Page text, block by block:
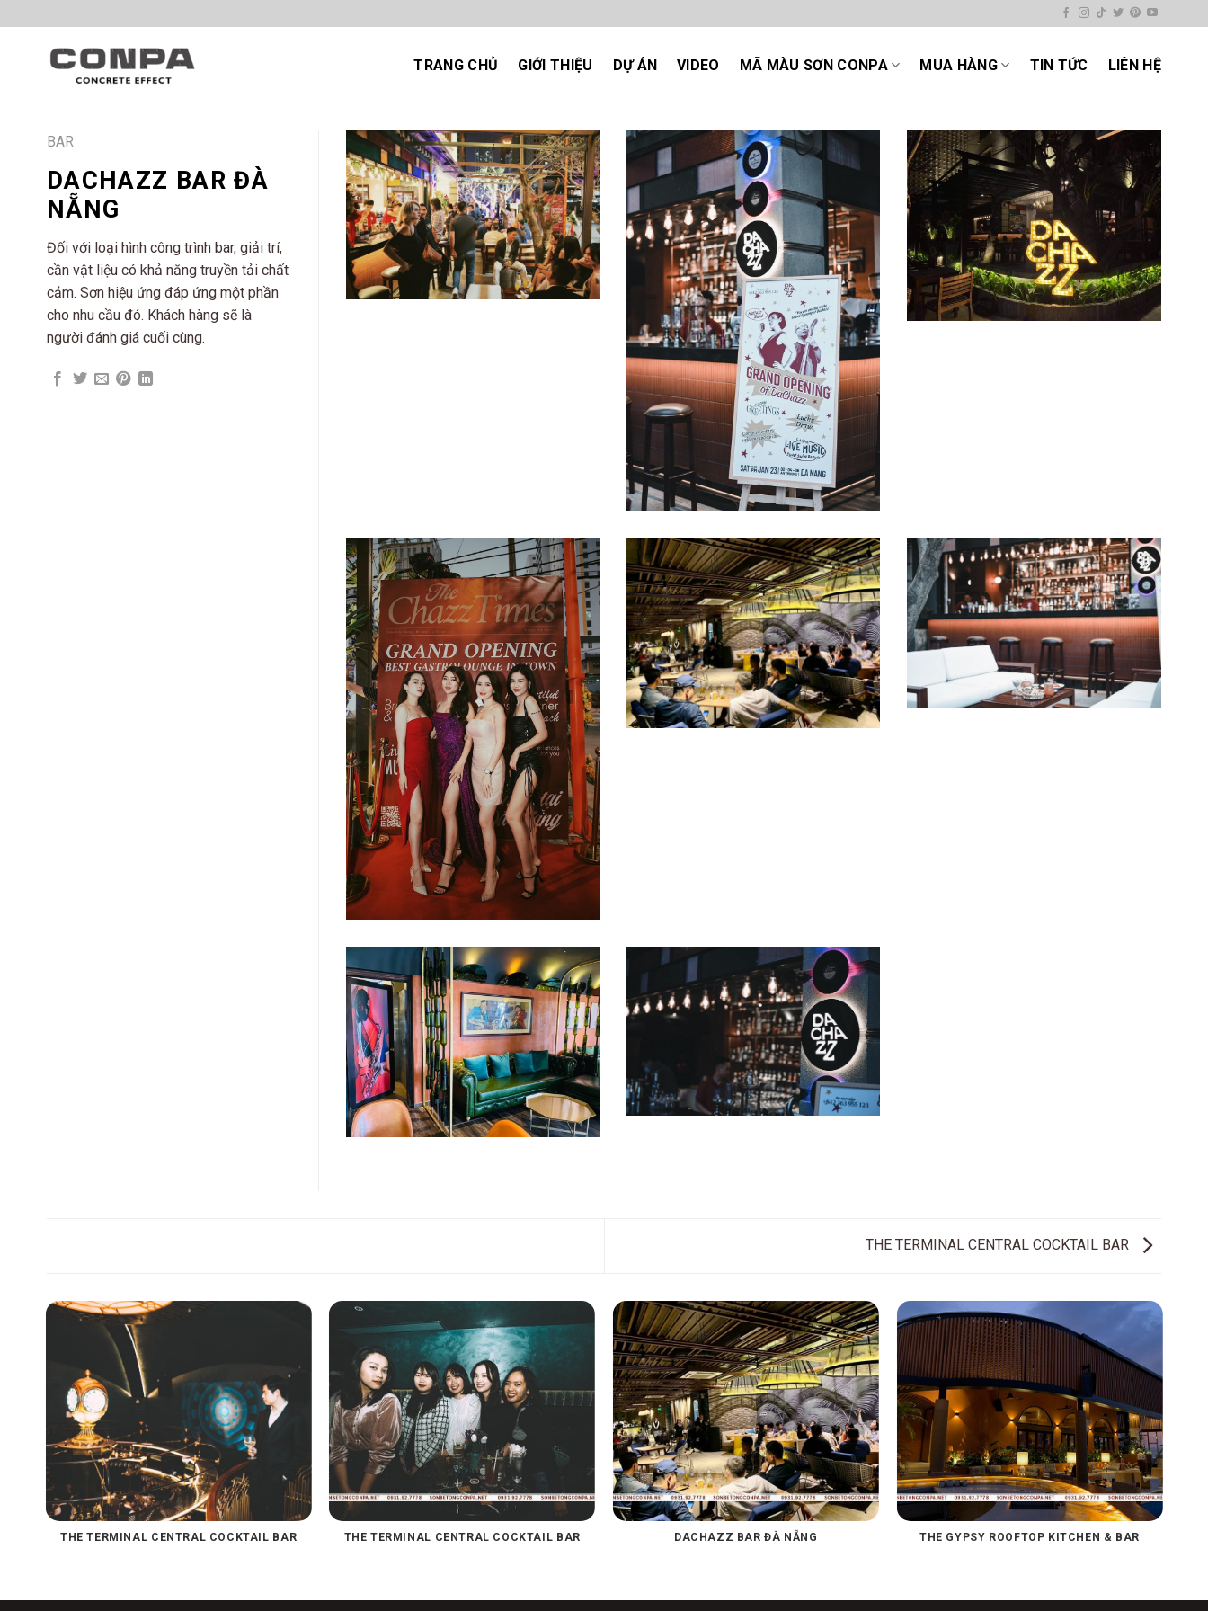
to
TRANG CHỦ GIỚI THIỆU DỰ ÁN VIDEO MÃ MÀU SƠN CONPA MUA HÀNG TIN TỨC LIÊN HỆ
BAR
DACHAZZ BAR ĐÀ
NẴNG
Đối với loại hình công trình bar, giải trí,
cần vật liệu có khả năng truyền tải chất
cảm. Sơn hiệu ứng đáp ứng một phần
cho nhu cầu đó. Khách hàng sẽ là
người đánh giá cuối cùng.
THE TERMINAL CENTRAL COCKTAIL BAR
THE TERMINAL CENTRAL COCKTAIL BAR THE TERMINAL CENTRAL COCKTAIL BAR DACHAZZ BAR ĐÀ NẴNG THE GYPSY ROOFTOP KITCHEN & BAR